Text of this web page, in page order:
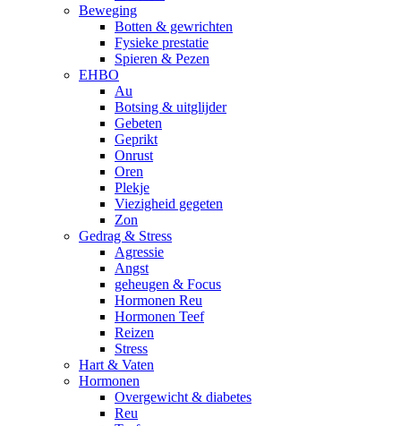
Beweging
Botten & gewrichten
Fysieke prestatie
Spieren & Pezen
EHBO
Au
Botsing & uitglijder
Gebeten
Geprikt
Onrust
Oren
Plekje
Viezigheid gegeten
Zon
Gedrag & Stress
Agressie
Angst
geheugen & Focus
Hormonen Reu
Hormonen Teef
Reizen
Stress
Hart & Vaten
Hormonen
Overgewicht & diabetes
Reu